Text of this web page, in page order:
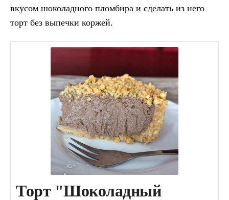
вкусом шоколадного пломбира и сделать из него
торт без выпечки коржей.
Торт "Шоколадный